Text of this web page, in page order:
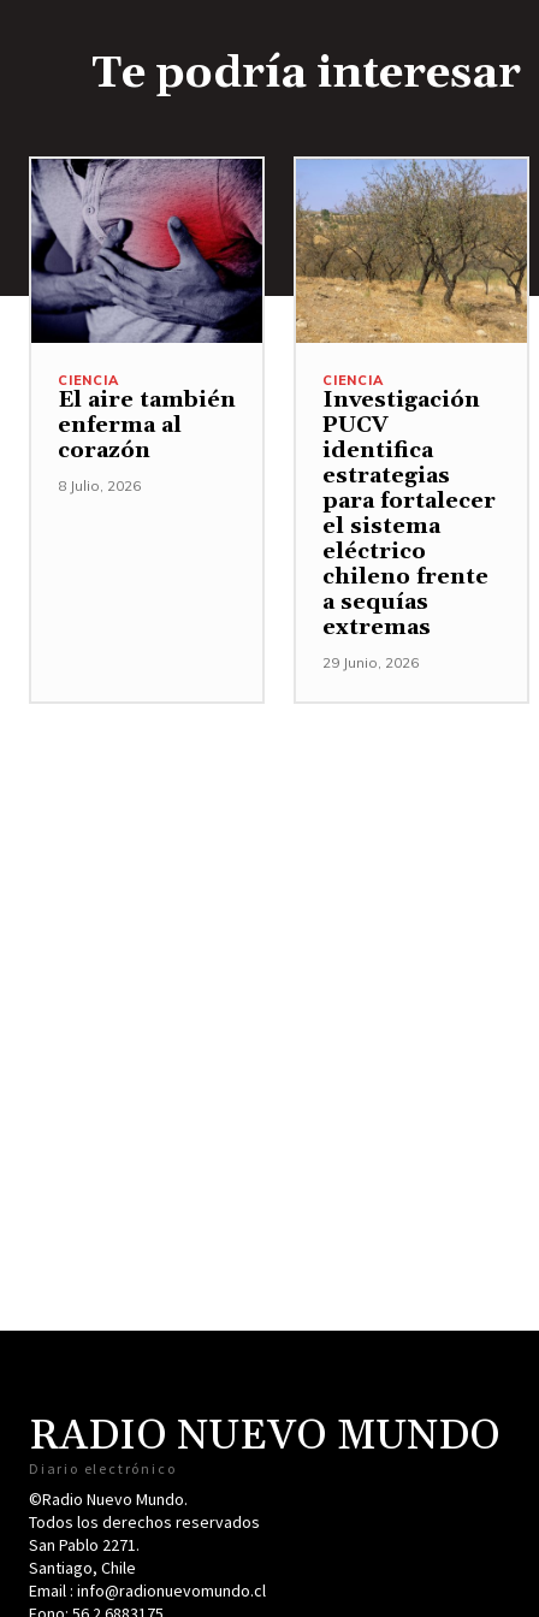
Te podría interesar
CIENCIA
El aire también
enferma al
corazón
8 Julio, 2026
CIENCIA
Investigación
PUCV
identifica
estrategias
para fortalecer
el sistema
eléctrico
chileno frente
a sequías
extremas
29 Junio, 2026
RADIO NUEVO MUNDO
Diario electrónico
©Radio Nuevo Mundo.
Todos los derechos reservados
San Pablo 2271.
Santiago, Chile
Email : info@radionuevomundo.cl